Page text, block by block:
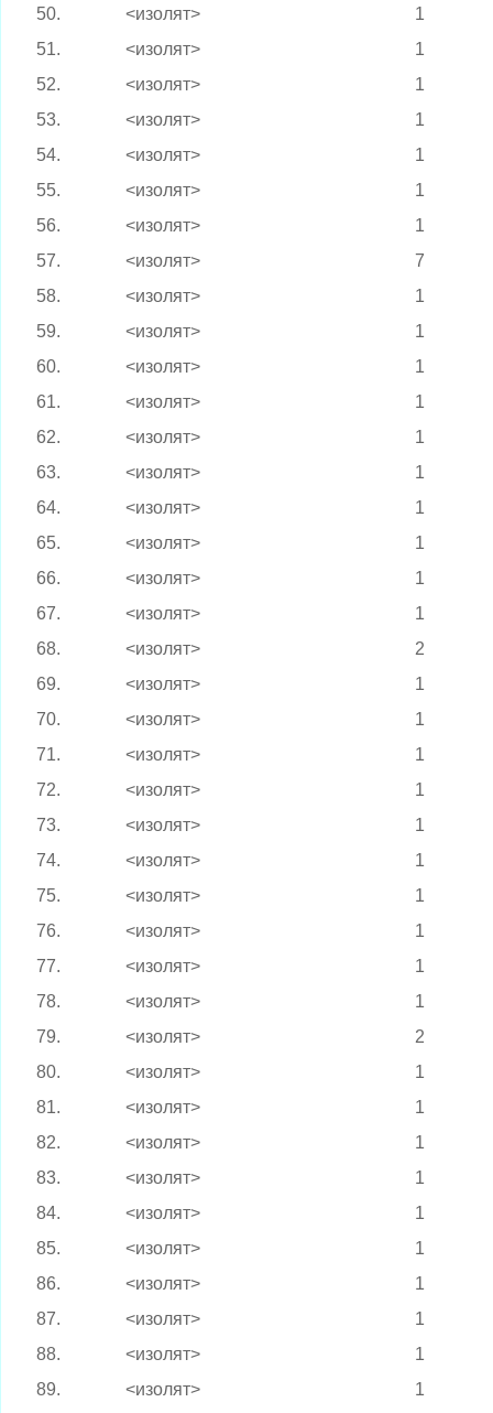
50.
<изолят>
1
51.
<изолят>
1
52.
<изолят>
1
53.
<изолят>
1
54.
<изолят>
1
55.
<изолят>
1
56.
<изолят>
1
57.
<изолят>
7
58.
<изолят>
1
59.
<изолят>
1
60.
<изолят>
1
61.
<изолят>
1
62.
<изолят>
1
63.
<изолят>
1
64.
<изолят>
1
65.
<изолят>
1
66.
<изолят>
1
67.
<изолят>
1
68.
<изолят>
2
69.
<изолят>
1
70.
<изолят>
1
71.
<изолят>
1
72.
<изолят>
1
73.
<изолят>
1
74.
<изолят>
1
75.
<изолят>
1
76.
<изолят>
1
77.
<изолят>
1
78.
<изолят>
1
79.
<изолят>
2
80.
<изолят>
1
81.
<изолят>
1
82.
<изолят>
1
83.
<изолят>
1
84.
<изолят>
1
85.
<изолят>
1
86.
<изолят>
1
87.
<изолят>
1
88.
<изолят>
1
89.
<изолят>
1